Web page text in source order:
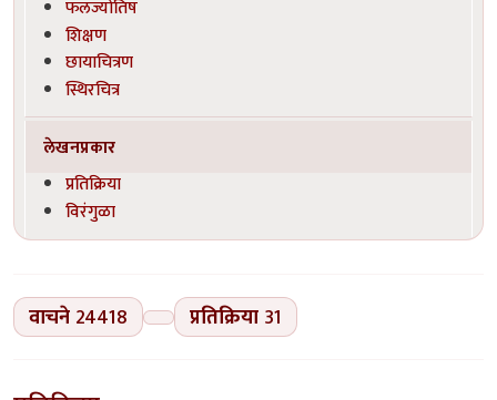
फलज्योतिष
शिक्षण
छायाचित्रण
स्थिरचित्र
लेखनप्रकार
प्रतिक्रिया
विरंगुळा
वाचने 24418 प्रतिक्रिया 31